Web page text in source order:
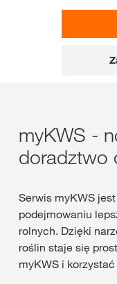
myKWS -
doradztwo
Serwis myKWS
podejmowaniu
rolnych. Dzięki
roślin staje się
myKWS i